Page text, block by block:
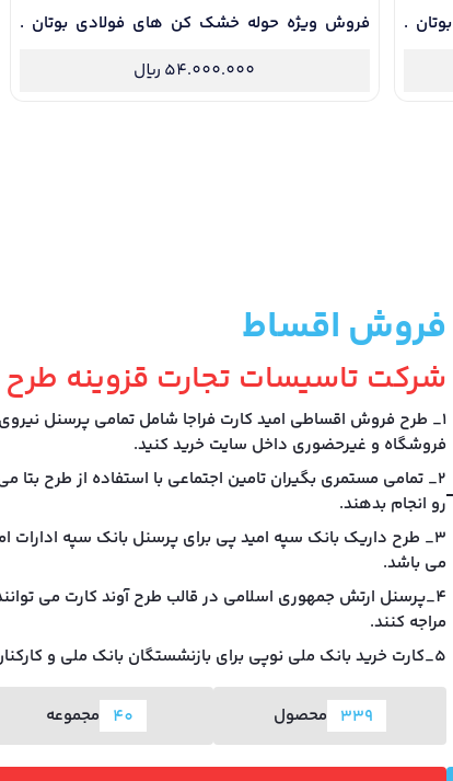
فروش ویژه حوله خشک کن های فولادی بوتان .
فروش ویژه حوله خشک کن های فولادی بوتان .
54.000.000 ریال
فروش اقساط
شرکت تاسیسات تجارت قزوینه
1_ طرح فروش اقساطی امید کارت فراجا شامل تمامی پرسنل
فروشگاه و غیرحضوری داخل سایت خرید کنید.
2_ تمامی مستمری بگیران تامین اجتماعی با استفاده از طرح
رو انجام بدهند.
3_ طرح داریک بانک سپه امید پی برای پرسنل بانک سپه ادارات
می باشد.
4_پرسنل ارتش جمهوری اسلامی در قالب طرح آوند کارت می
مراجه کنند.
5_کارت خرید بانک ملی نوپی برای بازنشستگان بانک ملی و کارکنان آموزش پرورش.
339 محصول 40 مجموعه